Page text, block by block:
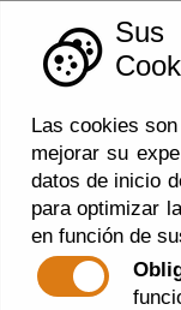
Las cookies
mejorar su
datos de inicio
para optimizar
en función de
en Almería 360